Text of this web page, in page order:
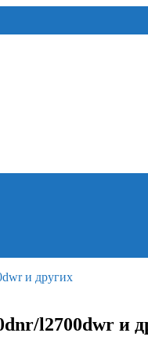
и других
l2700dwr и